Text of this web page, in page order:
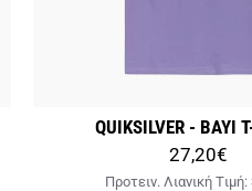
QUIKSILVER - BAYI
27,20€
Προτειν. Λιανική Tιμή: